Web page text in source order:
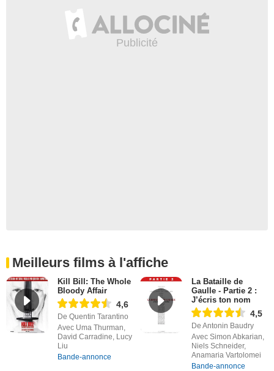
Meilleurs films à l'affiche
Kill Bill: The Whole
Bloody Affair
4,6
De Quentin Tarantino
Avec Uma Thurman,
David Carradine, Lucy
Liu
Bande-annonce
La Bataille de
Gaulle - Partie 2 :
J’écris ton nom
4,5
De Antonin Baudry
Avec Simon Abkarian,
Niels Schneider,
Anamaria Vartolomei
Bande-annonce